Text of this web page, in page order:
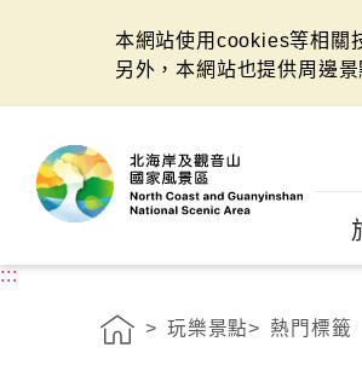
本網站使用cookies等相關
另外，本網站也提供周邊
:::
玩樂景點 熱門標籤